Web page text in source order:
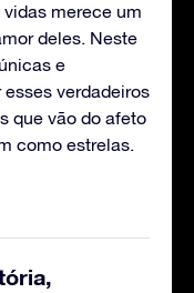
merece um
deles. Neste
e
verdadeiros
que vão do afeto
como estrelas.